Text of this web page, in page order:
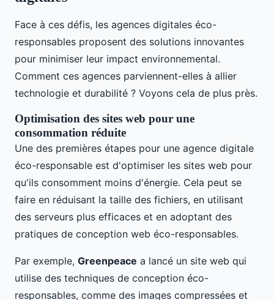
Face à ces défis, les agences digitales éco-
responsables proposent des solutions innovantes
pour minimiser leur impact environnemental.
Comment ces agences parviennent-elles à allier
technologie et durabilité ? Voyons cela de plus près.
Optimisation des sites web pour une
consommation réduite
Une des premières étapes pour une agence digitale
éco-responsable est d'optimiser les sites web pour
qu'ils consomment moins d'énergie. Cela peut se
faire en réduisant la taille des fichiers, en utilisant
des serveurs plus efficaces et en adoptant des
pratiques de conception web éco-responsables.
Par exemple, Greenpeace a lancé un site web qui
utilise des techniques de conception éco-
responsables, comme des images compressées et